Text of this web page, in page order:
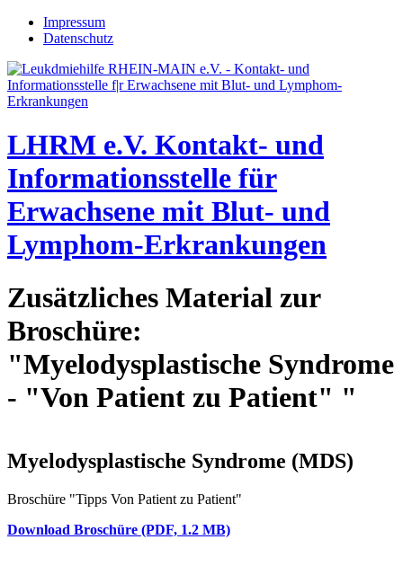
Jump to navigation
Impressum
Datenschutz
LHRM e.V. Kontakt- und
Informationsstelle für
Erwachsene mit Blut- und
Lymphom-Erkrankungen
Zusätzliches Material zur
Broschüre:
"Myelodysplastische Syndrome
- "Von Patient zu Patient" "
Myelodysplastische Syndrome (MDS)
Broschüre "Tipps Von Patient zu Patient"
Download Broschüre (PDF, 1.2 MB)